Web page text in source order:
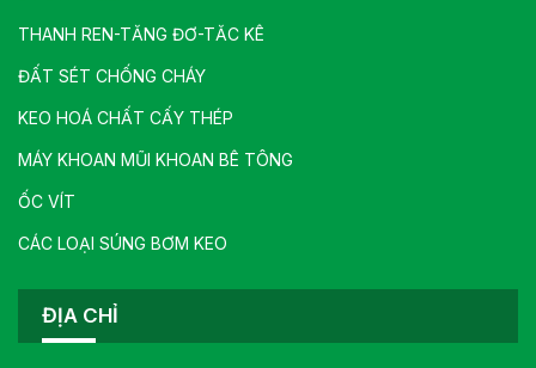
THANH REN-TĂNG ĐƠ-TĂC KÊ
ĐẤT SÉT CHỐNG CHÁY
KEO HOÁ CHẤT CẤY THÉP
MÁY KHOAN MŨI KHOAN BÊ TÔNG
ỐC VÍT
CÁC LOẠI SÚNG BƠM KEO
ĐỊA CHỈ